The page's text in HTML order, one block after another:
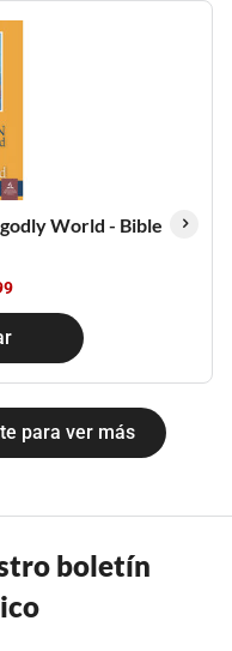
World - Bible
para ver más
boletín